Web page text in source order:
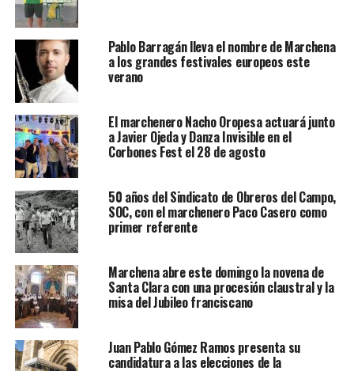
Pablo Barragán lleva el nombre de Marchena
a los grandes festivales europeos este
verano
El marchenero Nacho Oropesa actuará junto
a Javier Ojeda y Danza Invisible en el
Corbones Fest el 28 de agosto
50 años del Sindicato de Obreros del Campo,
SOC, con el marchenero Paco Casero como
primer referente
Marchena abre este domingo la novena de
Santa Clara con una procesión claustral y la
misa del Jubileo franciscano
Juan Pablo Gómez Ramos presenta su
candidatura a las elecciones de la